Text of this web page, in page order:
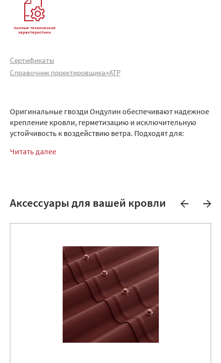
полные технические
характеристики
Сертификаты
Справочник проектировщика+АТР
Оригинальные гвозди Ондулин обеспечивают надежное
крепление кровли, герметизацию и исключительную
устойчивость к воздействию ветра. Подходят для:
Читать далее
Аксессуары для вашей кровли